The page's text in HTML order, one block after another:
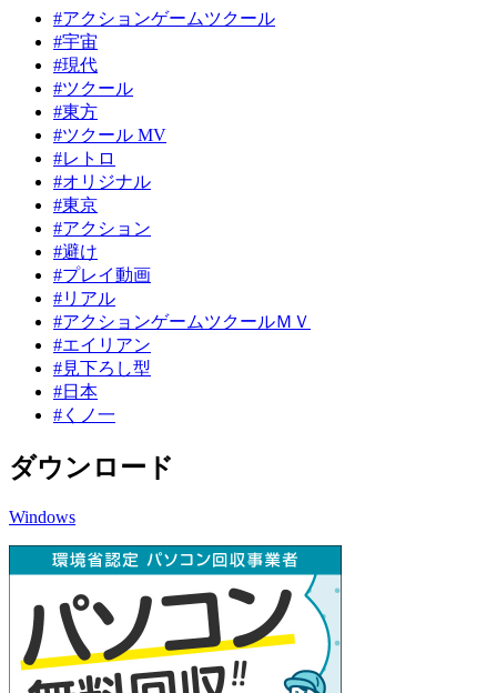
#アクションゲームツクール
#宇宙
#現代
#ツクール
#東方
#ツクール MV
#レトロ
#オリジナル
#東京
#アクション
#避け
#プレイ動画
#リアル
#アクションゲームツクールＭＶ
#エイリアン
#見下ろし型
#日本
#くノ一
ダウンロード
Windows